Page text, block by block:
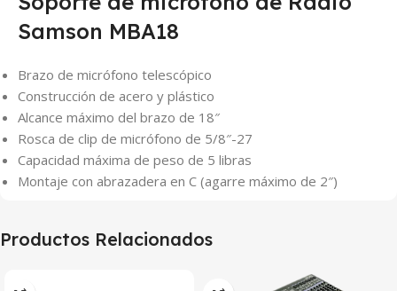
Samson MBA18
Brazo de micrófono telescópico
Construcción de acero y plástico
Alcance máximo del brazo de 18″
Rosca de clip de micrófono de 5/8″-27
Capacidad máxima de peso de 5 libras
Montaje con abrazadera en C (agarre máximo de 2″)
Productos Relacionados